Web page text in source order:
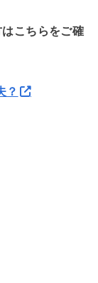
こちらをご確
？